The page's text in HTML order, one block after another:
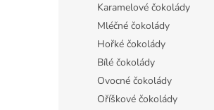
Karamelové čokolády
Mléčné čokolády
Hořké čokolády
Bílé čokolády
Ovocné čokolády
Oříškové čokolády